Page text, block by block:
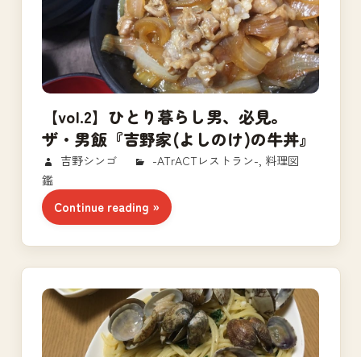
【vol.2】ひとり暮らし男、必見。
ザ・男飯『吉野家(よしのけ)の牛丼』
2018/02/17
吉野シンゴ -ATrACTレストラン-, 料理図
鑑
Continue reading